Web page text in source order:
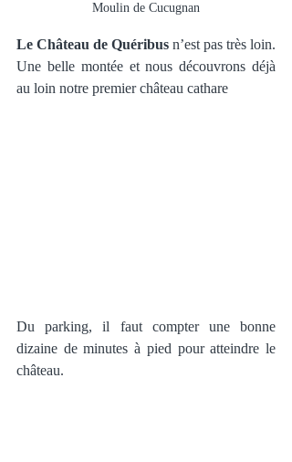
Moulin de Cucugnan
Le Château de Quéribus n’est pas très loin.
Une belle montée et nous découvrons déjà
au loin notre premier château cathare
Du parking, il faut compter une bonne
dizaine de minutes à pied pour atteindre le
château.